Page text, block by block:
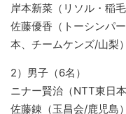
岸本新菜（リソル・稲
佐藤優香（トーシンパ
本、チームケンズ/山梨）
2）男子（6名）
ニナー賢治（NTT東日
佐藤錬（玉昌会/鹿児島）